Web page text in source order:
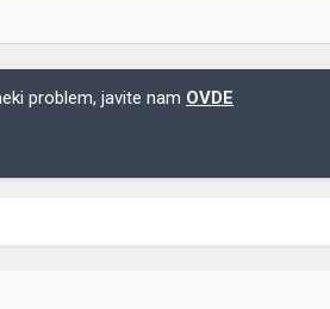
problem, javite nam OVDE